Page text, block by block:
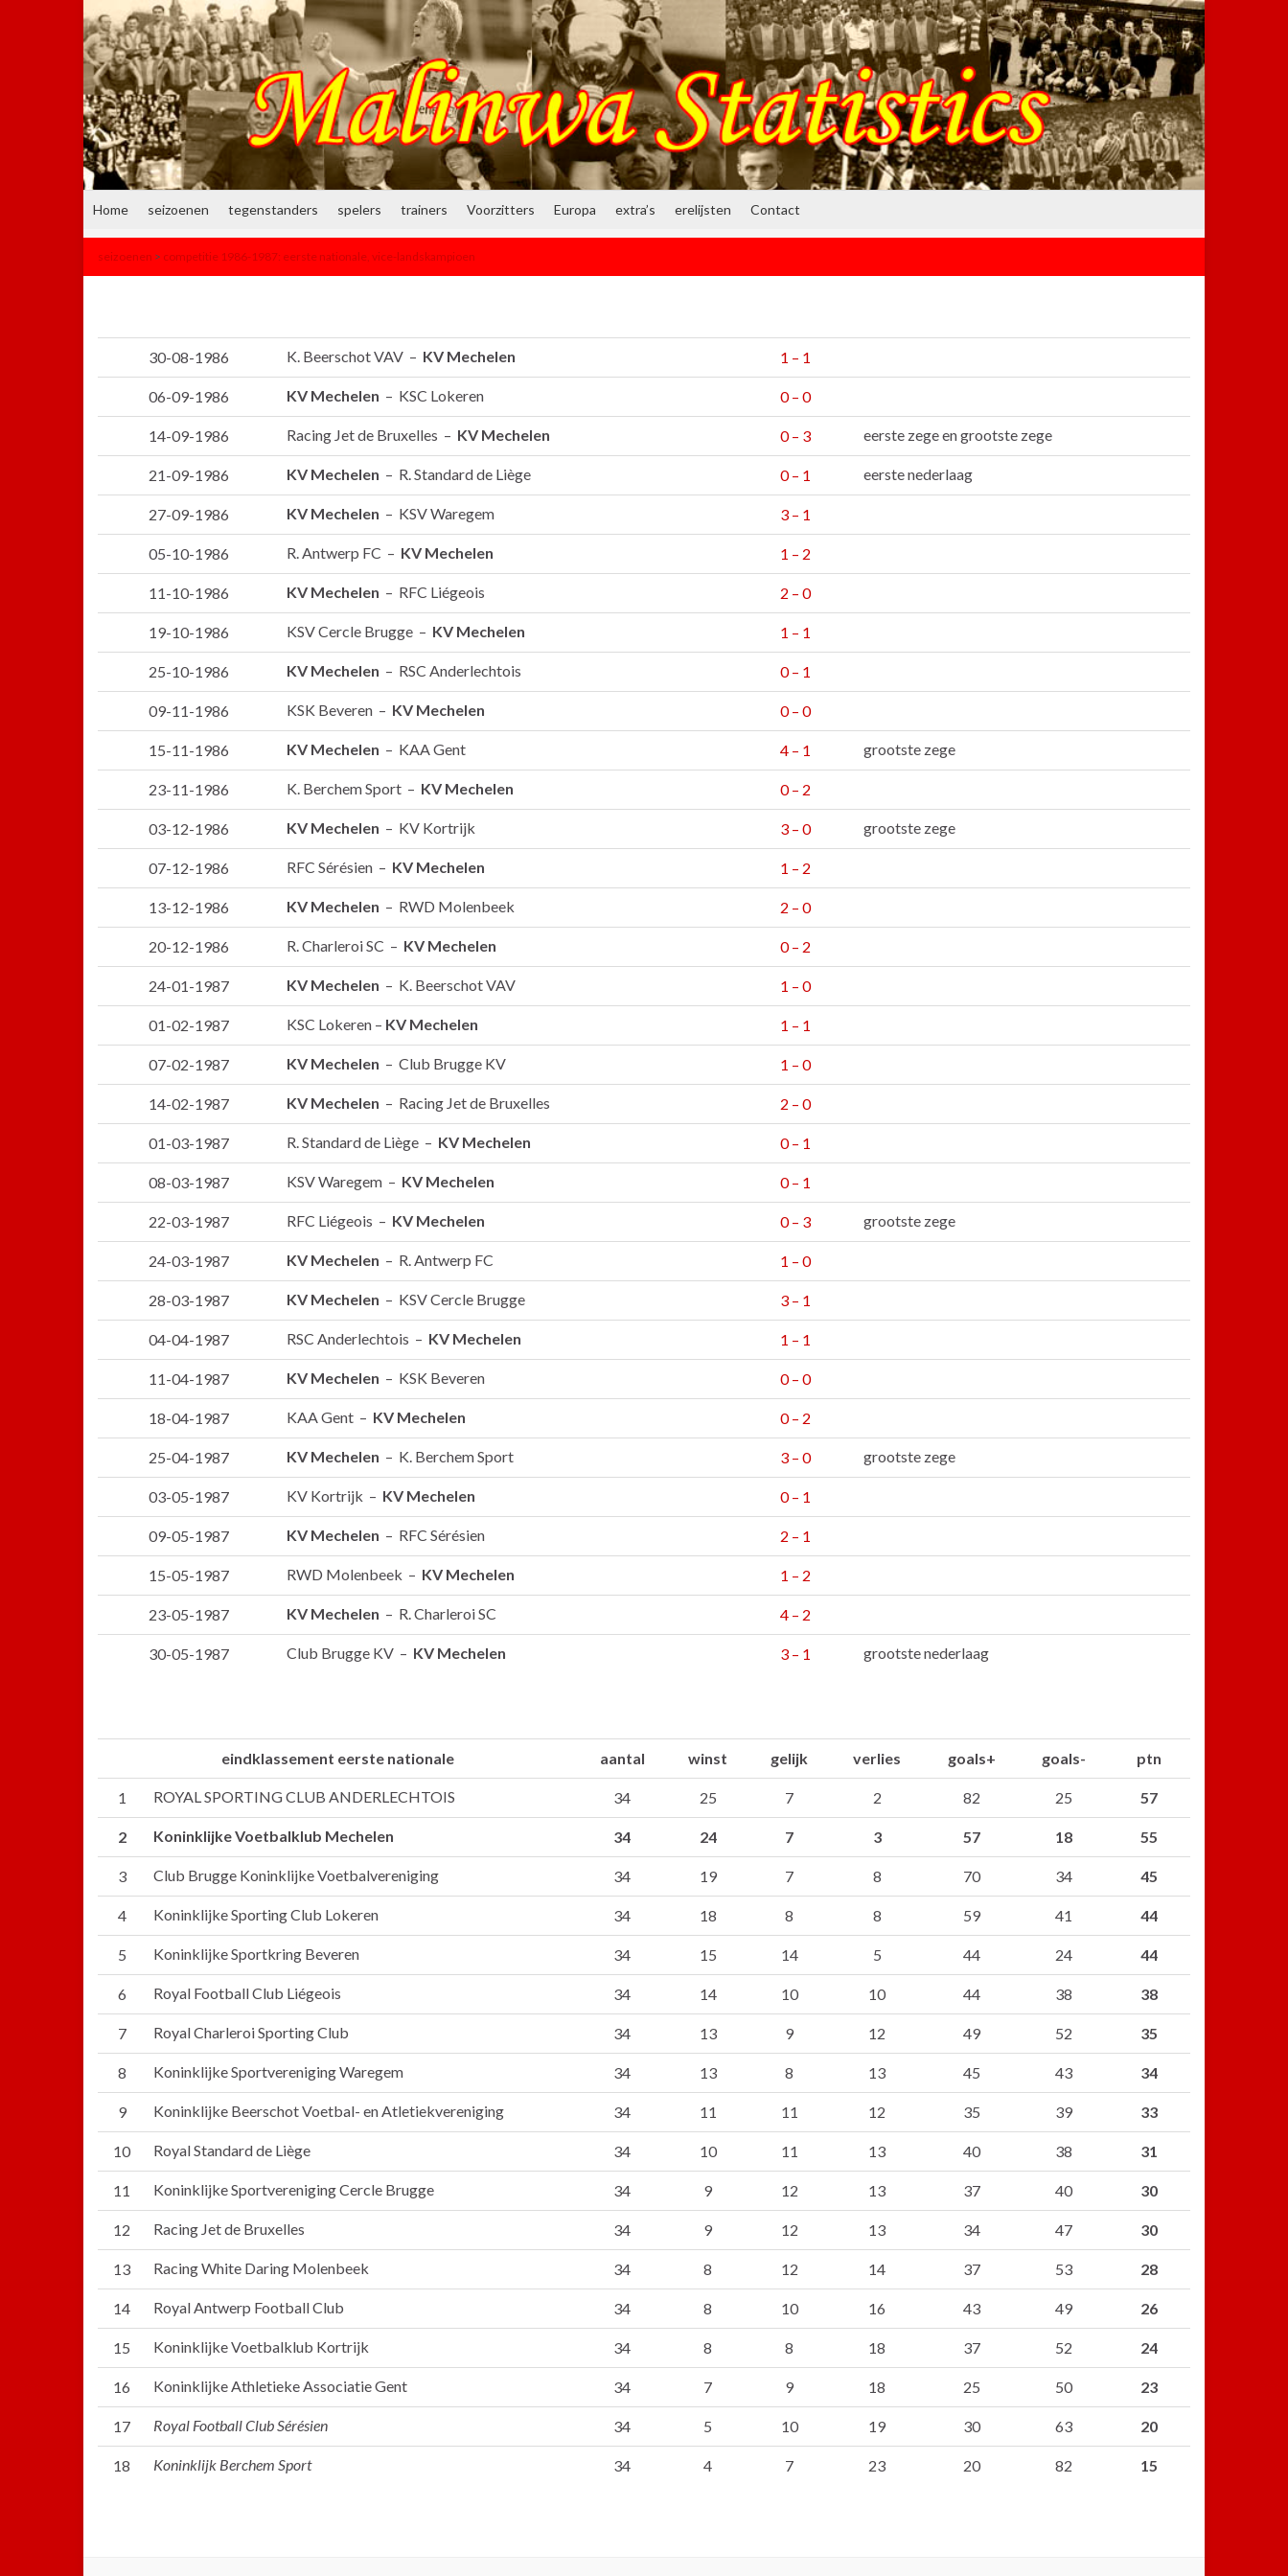
Home seizoenen tegenstanders spelers trainers Voorzitters Europa extra’s erelijsten Contact
seizoenen > competitie 1986-1987: eerste nationale, vice-landskampioen
30-08-1986 K. Beerschot VAV – KV Mechelen 1 – 1
06-09-1986 KV Mechelen – KSC Lokeren 0 – 0
14-09-1986 Racing Jet de Bruxelles – KV Mechelen 0 – 3 eerste zege en grootste zege
21-09-1986 KV Mechelen – R. Standard de Liège 0 – 1 eerste nederlaag
27-09-1986 KV Mechelen – KSV Waregem 3 – 1
05-10-1986 R. Antwerp FC – KV Mechelen 1 – 2
11-10-1986 KV Mechelen – RFC Liégeois 2 – 0
19-10-1986 KSV Cercle Brugge – KV Mechelen 1 – 1
25-10-1986 KV Mechelen – RSC Anderlechtois 0 – 1
09-11-1986 KSK Beveren – KV Mechelen 0 – 0
15-11-1986 KV Mechelen – KAA Gent 4 – 1 grootste zege
23-11-1986 K. Berchem Sport – KV Mechelen 0 – 2
03-12-1986 KV Mechelen – KV Kortrijk 3 – 0 grootste zege
07-12-1986 RFC Sérésien – KV Mechelen 1 – 2
13-12-1986 KV Mechelen – RWD Molenbeek 2 – 0
20-12-1986 R. Charleroi SC – KV Mechelen 0 – 2
24-01-1987 KV Mechelen – K. Beerschot VAV 1 – 0
01-02-1987 KSC Lokeren – KV Mechelen 1 – 1
07-02-1987 KV Mechelen – Club Brugge KV 1 – 0
14-02-1987 KV Mechelen – Racing Jet de Bruxelles 2 – 0
01-03-1987 R. Standard de Liège – KV Mechelen 0 – 1
08-03-1987 KSV Waregem – KV Mechelen 0 – 1
22-03-1987 RFC Liégeois – KV Mechelen 0 – 3 grootste zege
24-03-1987 KV Mechelen – R. Antwerp FC 1 – 0
28-03-1987 KV Mechelen – KSV Cercle Brugge 3 – 1
04-04-1987 RSC Anderlechtois – KV Mechelen 1 – 1
11-04-1987 KV Mechelen – KSK Beveren 0 – 0
18-04-1987 KAA Gent – KV Mechelen 0 – 2
25-04-1987 KV Mechelen – K. Berchem Sport 3 – 0 grootste zege
03-05-1987 KV Kortrijk – KV Mechelen 0 – 1
09-05-1987 KV Mechelen – RFC Sérésien 2 – 1
15-05-1987 RWD Molenbeek – KV Mechelen 1 – 2
23-05-1987 KV Mechelen – R. Charleroi SC 4 – 2
30-05-1987 Club Brugge KV – KV Mechelen 3 – 1 grootste nederlaag
eindklassement eerste nationale aantal winst gelijk verlies goals+ goals- ptn
1 ROYAL SPORTING CLUB ANDERLECHTOIS 34 25 7 2 82 25 57
2 Koninklijke Voetbalklub Mechelen 34 24 7 3 57 18 55
3 Club Brugge Koninklijke Voetbalvereniging 34 19 7 8 70 34 45
4 Koninklijke Sporting Club Lokeren 34 18 8 8 59 41 44
5 Koninklijke Sportkring Beveren 34 15 14 5 44 24 44
6 Royal Football Club Liégeois 34 14 10 10 44 38 38
7 Royal Charleroi Sporting Club 34 13 9 12 49 52 35
8 Koninklijke Sportvereniging Waregem 34 13 8 13 45 43 34
9 Koninklijke Beerschot Voetbal- en Atletiekvereniging 34 11 11 12 35 39 33
10 Royal Standard de Liège 34 10 11 13 40 38 31
11 Koninklijke Sportvereniging Cercle Brugge 34 9 12 13 37 40 30
12 Racing Jet de Bruxelles 34 9 12 13 34 47 30
13 Racing White Daring Molenbeek 34 8 12 14 37 53 28
14 Royal Antwerp Football Club 34 8 10 16 43 49 26
15 Koninklijke Voetbalklub Kortrijk 34 8 8 18 37 52 24
16 Koninklijke Athletieke Associatie Gent 34 7 9 18 25 50 23
17 Royal Football Club Sérésien 34 5 10 19 30 63 20
18 Koninklijk Berchem Sport 34 4 7 23 20 82 15